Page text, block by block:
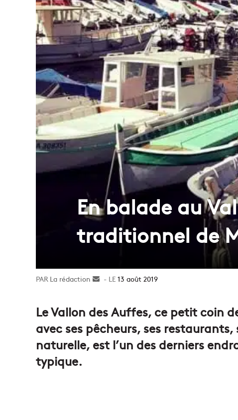
En balade au
traditionnel de
La rédaction
Envoyer13 août 2019
Le Vallon des Auffes, ce petit coin
avec ses pêcheurs, ses
naturelle, est l’un des derniers
typique.